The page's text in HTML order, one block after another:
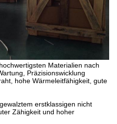
Materialien nach
Präzisionswicklung
hohe Wärmeleitfähigkeit, gute
erstklassigen nicht
Zähigkeit und hoher